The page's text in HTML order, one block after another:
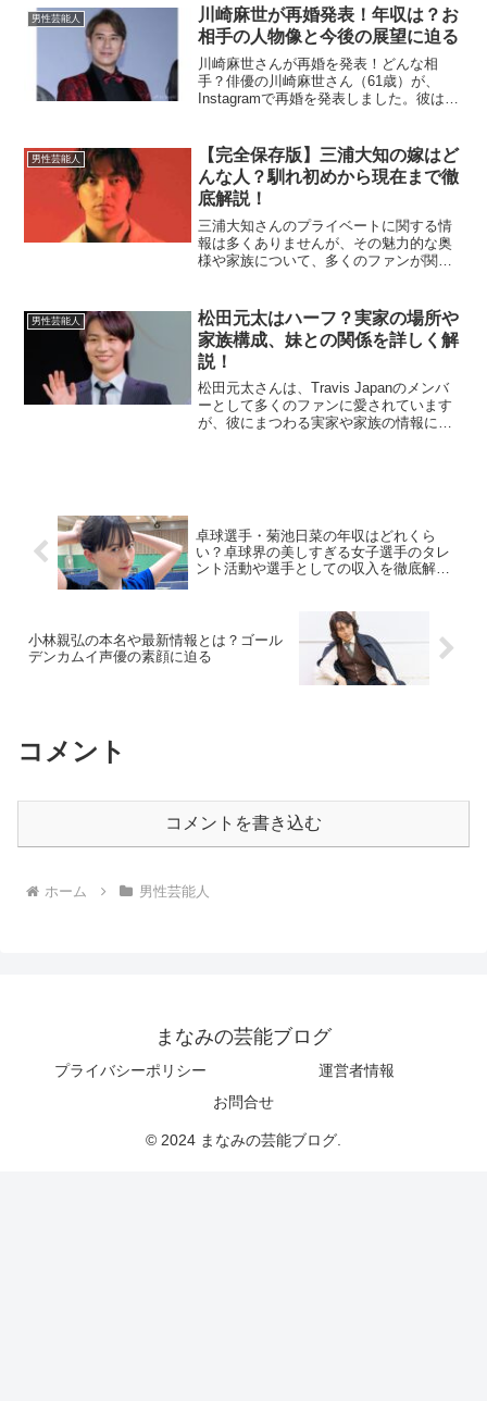
持っています。この記事では、有吉弘行
さんの推定年収やその内...
男性芸能人
川崎麻世が再婚発表！年収は？お
相手の人物像と今後の展望に迫る
川崎麻世さんが再婚を発表！どんな相
手？俳優の川崎麻世さん（61歳）が、
Instagramで再婚を発表しました。彼は
は以前から交際していた方とのことで
す。この再婚は、昨年...
男性芸能人
【完全保存版】三浦大知の嫁はど
んな人？馴れ初めから現在まで徹
底解説！
三浦大知さんのプライベートに関する情
報は多くありませんが、その魅力的な奥
様や家族について、多くのファンが関心
子、気になる噂まで詳しくご紹介しま
す！三浦大知の嫁はどんな人...
男性芸能人
松田元太はハーフ？実家の場所や
家族構成、妹との関係を詳しく解
説！
松田元太さんは、Travis Japanのメンバ
ーとして多くのファンに愛されています
が、彼にまつわる実家や家族の情報に興
卓球選手・菊池日菜の年収はどれくら
い？卓球界の美しすぎる女子選手のタレ
ント活動や選手としての収入を徹底解
小林親弘の本名や最新情報とは？ゴール
デンカムイ声優の素顔に迫る
コメント
コメントを書き込む
ホーム 男性芸能人
まなみの芸能ブログ
プライバシーポリシー
運営者情報
お問合せ
© 2024 まなみの芸能ブログ.